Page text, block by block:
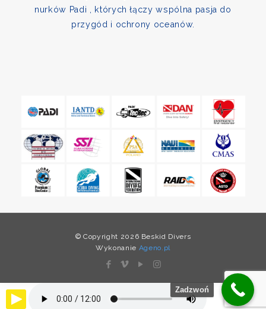
nurków Padi , których łączy wspólna pasja do
przygód i ochrony oceanów.
© Copyright 2026 Beskid Divers
Wykonanie Ageno.pl
Zadzwoń